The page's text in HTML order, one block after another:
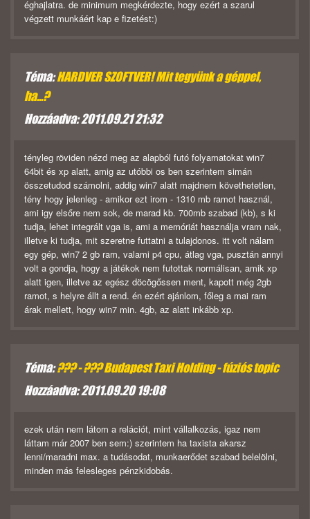
éghajlatra. de minimum megkérdezte, hogy ezért a szarul
végzett munkáért kap e fizetést:)
Téma:HARDVER SZOFTVER! Mit tegyünk a géppel,
ha...?
Hozzáadva: 2011.09.21 21:32
tényleg röviden nézd meg az alapból futó folyamatokat win7
64bit és xp alatt, amig az utóbbi os ben szerintem simán
összetudod számolni, addig win7 alatt majdnem követhetetlen,
tény hogy jelenleg - amikor ezt irom - 1310 mb ramot használ,
ami igy elsőre nem sok, de marad kb. 700mb szabad (kb), s ki
tudja, lehet integrált vga is, ami a memóriát használja vram nak,
illetve ki tudja, mit szeretne futtatni a tulajdonos. itt volt nálam
egy gép, win7 2 gb ram, valami p4 cpu, átlag vga, pusztán annyi
volt a gondja, hogy a játékok nem futottak normálisan, amik xp
alatt igen, illetve az egész döcögőssen ment, kapott még 2gb
ramot, s helyre állt a rend. én ezért ajánlom, főleg a mai ram
árak mellett, hogy win7 min. 4gb, az alatt inkább xp.
Téma:??? - ??? Budapest Taxi Holding - fúziós topic
Hozzáadva: 2011.09.20 19:08
ezek után nem látom a relációt, mint vállalkozás, igaz nem
láttam már 2007 ben sem:) szerintem ha taxista akarsz
lenni/maradni max. a tudásodat, munkaerődet szabad belelölni,
minden más felesleges pénzkidobás.